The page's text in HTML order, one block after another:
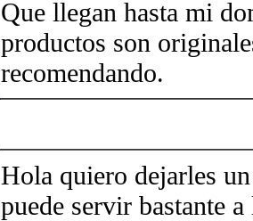
Que llegan hasta mi
productos son
recomendando.
Hola quiero dejarles
puede servir bastante